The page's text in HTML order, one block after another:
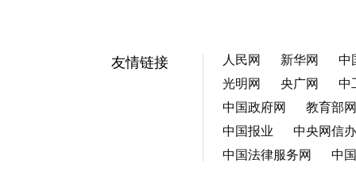
友情链接 人民网 新华网
中
光明网
央广网
中
中国政府网
教育部
中国报业
中央网信
中国法律服务网
中